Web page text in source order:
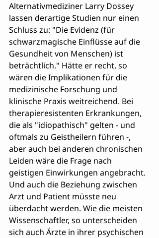
Alternativmediziner Larry Dossey
lassen derartige Studien nur einen
Schluss zu: "Die Evidenz (für
schwarzmagische Einflüsse auf die
Gesundheit von Menschen) ist
beträchtlich." Hätte er recht, so
wären die Implikationen für die
medizinische Forschung und
klinische Praxis weitreichend. Bei
therapieresistenten Erkrankungen,
die als "idiopathisch" gelten - und
oftmals zu Geistheilern führen -,
aber auch bei anderen chronischen
Leiden wäre die Frage nach
geistigen Einwirkungen angebracht.
Und auch die Beziehung zwischen
Arzt und Patient müsste neu
überdacht werden. Wie die meisten
Wissenschaftler, so unterscheiden
sich auch Ärzte in ihrer psychischen